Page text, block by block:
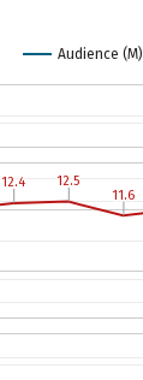
Audience (M)
12.4
12.4 12.5
12.5
11.6
11.6